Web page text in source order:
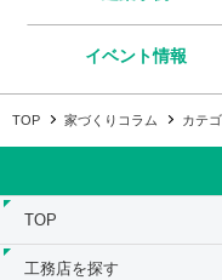
イベント情報
TOP 家づくりコラム カテ
TOP
工務店を探す